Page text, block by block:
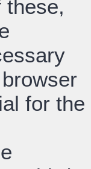
these,
for the